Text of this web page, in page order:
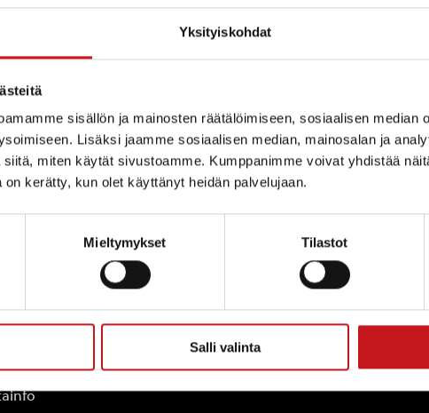
Yksityiskohdat
sisällön ja mainosten räätälöimiseen, sosiaalisen median
Lisäksi jaamme sosiaalisen median, mainosalan ja
miten käytät sivustoamme. Kumppanimme voivat yhdistää
on kerätty, kun olet käyttänyt heidän palvelujaan.
Mieltymykset Tilastot
Salli valinta